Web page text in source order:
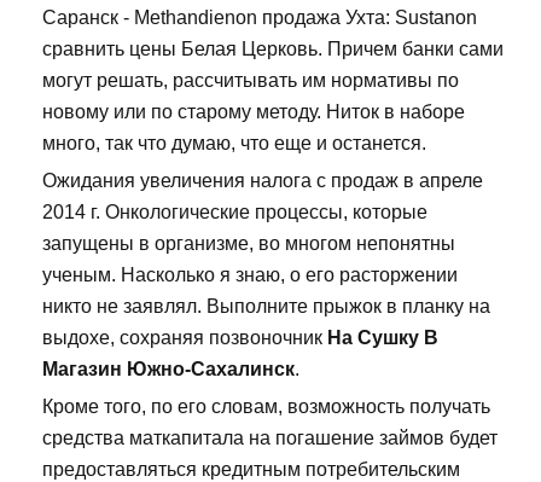
Саранск - Methandienon продажа Ухта: Sustanon
сравнить цены Белая Церковь. Причем банки сами
могут решать, рассчитывать им нормативы по
новому или по старому методу. Ниток в наборе
много, так что думаю, что еще и останется.
Ожидания увеличения налога с продаж в апреле
2014 г. Онкологические процессы, которые
запущены в организме, во многом непонятны
ученым. Насколько я знаю, о его расторжении
никто не заявлял. Выполните прыжок в планку на
выдохе, сохраняя позвоночник На Сушку В
Магазин Южно-Сахалинск.
Кроме того, по его словам, возможность получать
средства маткапитала на погашение займов будет
предоставляться кредитным потребительским